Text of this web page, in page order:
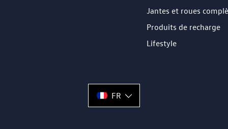
Jantes et roues
Produits de recharge
Lifestyle
FR